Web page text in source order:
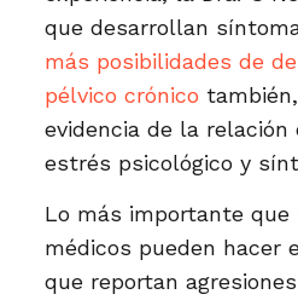
que desarrollan
más posibilidades de
pélvico crónico
evidencia de la
estrés psicológico y
Lo más importante que
médicos pueden hacer
que reportan